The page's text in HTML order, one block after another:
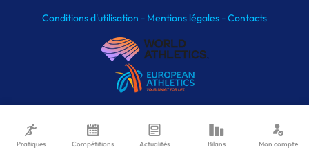
Conditions d'utilisation - Mentions légales -Contacts
Pratiques Compétitions Actualités Bilans Mon compte